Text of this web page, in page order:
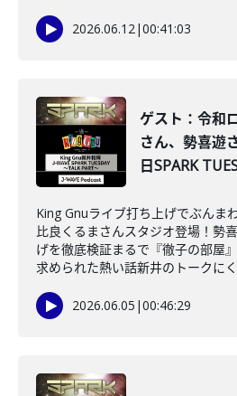
2026.06.12|00:41:03
ゲスト：令和
さん、勢喜
日SPARK
King Gnuライブ打ち上げでぶんま
比良くるまさんスタジオ登場！勢
げを徹底検証まるで『徹子の部屋
求められた熱い話新井のトークに
2026.06.05 |00:46:29